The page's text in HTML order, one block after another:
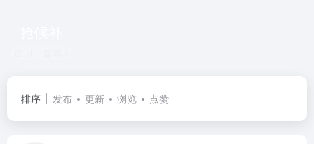
排序 发布 更新 浏览 点赞